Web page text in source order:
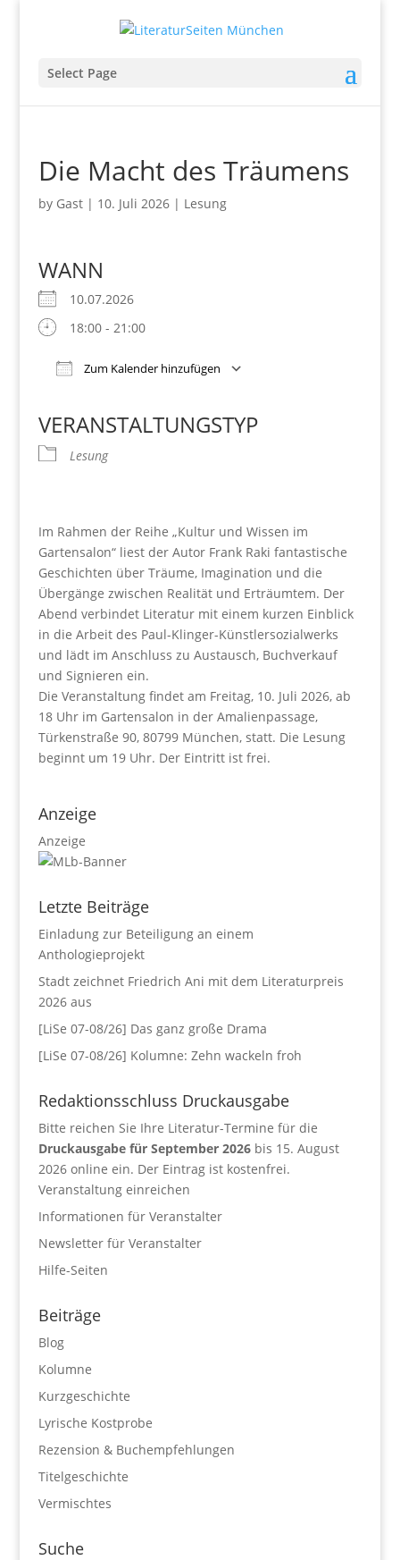
Select Page
Die Macht des Träumens
by Gast| 10. Juli 2026| Lesung
WANN
10.07.2026
18:00 - 21:00
Zum Kalender hinzufügen
VERANSTALTUNGSTYP
Lesung
Im Rahmen der Reihe „Kultur und Wissen im
Gartensalon“ liest der Autor Frank Raki fantastische
Geschichten über Träume, Imagination und die
Übergänge zwischen Realität und Erträumtem. Der
Abend verbindet Literatur mit einem kurzen Einblick
in die Arbeit des Paul-Klinger-Künstlersozialwerks
und lädt im Anschluss zu Austausch, Buchverkauf
und Signieren ein.
Die Veranstaltung findet am Freitag, 10. Juli 2026, ab
18 Uhr im Gartensalon in der Amalienpassage,
Türkenstraße 90, 80799 München, statt. Die Lesung
beginnt um 19 Uhr. Der Eintritt ist frei.
Anzeige
Anzeige
Letzte Beiträge
Einladung zur Beteiligung an einem
Anthologieprojekt
Stadt zeichnet Friedrich Ani mit dem Literaturpreis
2026 aus
[LiSe 07-08/26] Das ganz große Drama
[LiSe 07-08/26] Kolumne: Zehn wackeln froh
Redaktionsschluss Druckausgabe
Bitte reichen Sie Ihre Literatur-Termine für die
Druckausgabe für September 2026bis 15. August
2026 online ein. Der Eintrag ist kostenfrei.
Veranstaltung einreichen
Informationen für Veranstalter
Newsletter für Veranstalter
Hilfe-Seiten
Beiträge
Blog
Kolumne
Kurzgeschichte
Lyrische Kostprobe
Rezension & Buchempfehlungen
Titelgeschichte
Vermischtes
Suche